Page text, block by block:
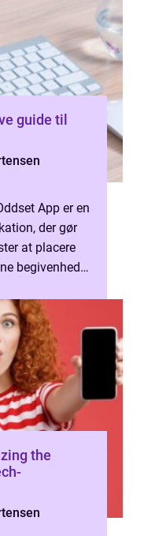
App er en
der gør
at placere
begivenheder
the